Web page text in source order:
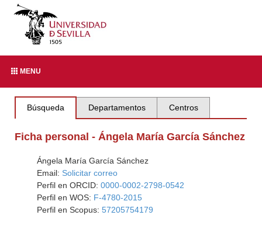
MENU
Búsqueda Departamentos Centros
Ficha personal - Ángela María García Sánchez
Ángela María García Sánchez
Email: Solicitar correo
Perfil en ORCID: 0000-0002-2798-0542
Perfil en WOS: F-4780-2015
Perfil en Scopus: 57205754179